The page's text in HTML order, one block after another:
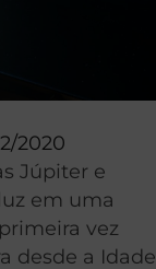
2020
Júpiter e
em uma
vez
desde a Idade